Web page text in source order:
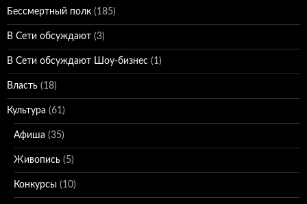
Бессмертный полк (185)
В Сети обсуждают (3)
В Сети обсуждают Шоу-бизнес (1)
Власть (18)
Культура (61)
Афиша (35)
Живопись (5)
Конкурсы (10)